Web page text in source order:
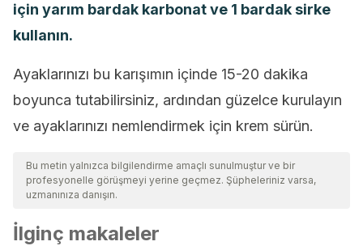
için yarım bardak karbonat ve 1 bardak sirke
kullanın.
Ayaklarınızı bu karışımın içinde 15-20 dakika
boyunca tutabilirsiniz, ardından güzelce kurulayın
ve ayaklarınızı nemlendirmek için krem sürün.
Bu metin yalnızca bilgilendirme amaçlı sunulmuştur ve bir
profesyonelle görüşmeyi yerine geçmez. Şüpheleriniz varsa,
uzmanınıza danışın.
İlginç makaleler